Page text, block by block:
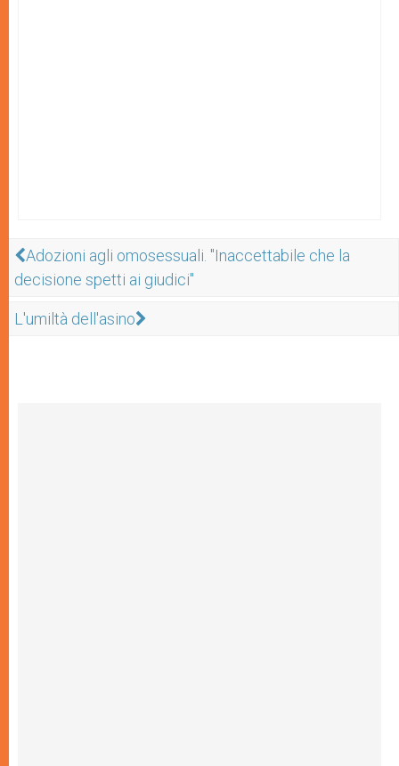
Adozioni agli omosessuali. "Inaccettabile che la
decisione spetti ai giudici"
L'umiltà dell'asino